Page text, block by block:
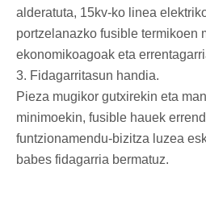
alderatuta, 15kv-ko linea
portzelanazko fusible termikoen
ekonomikoagoak eta
3. Fidagarritasun handia.
Pieza mugikor gutxirekin eta
minimoekin, fusible hauek
funtzionamendu-bizitza luzea
babes fidagarria bermatuz.